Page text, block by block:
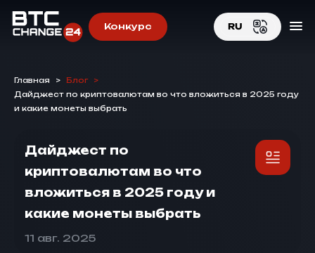
Конкурс RU
RU
Главная > Блог
>
Дайджест по криптовалютам во что вложиться в 2025 году
и какие монеты выбрать
Дайджест по
криптовалютам во что
вложиться в 2025 году и
какие монеты выбрать
11 авг. 2025